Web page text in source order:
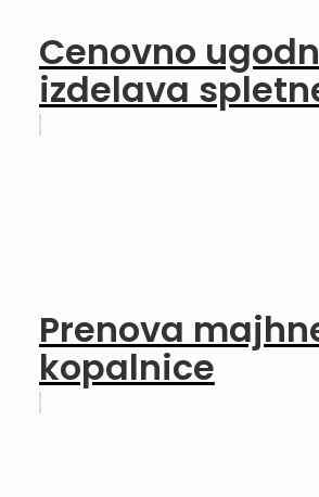
Cenovno
izdelava
Prenova
kopalnice